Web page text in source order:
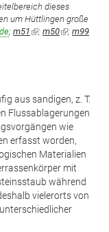
dieses
um Hüttlingen große
; m51 (Link
; m50(Link
; m99
aus sandigen, z. T.
Flussablagerungen
wie
erfasst worden,
Materialien
mit
während
vielerorts von